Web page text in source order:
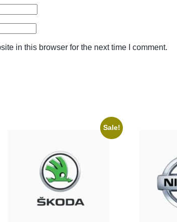
in this browser for the next time I comment.
Sale!